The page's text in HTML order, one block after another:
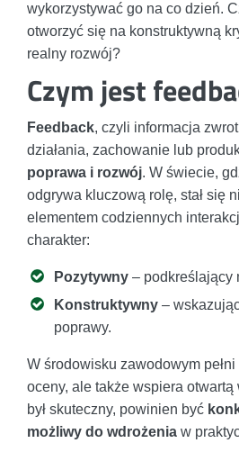
wykorzystywać go na co dzień.
otworzyć się na konstruktywną
realny rozwój?
Czym jest
Feedback, czyli informacja
działania, zachowanie lub
poprawa i rozwój. W świecie,
odgrywa kluczową rolę, stał się
elementem codziennych
charakter:
Pozytywny – podkreślający
Konstruktywny –
poprawy.
W środowisku zawodowym
oceny, ale także wspiera
był skuteczny, powinien być
możliwy do wdrożenia w